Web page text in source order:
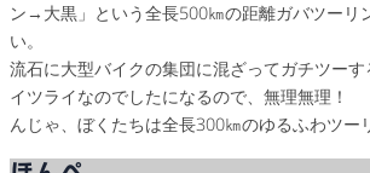
ン→大黒」という全長500㎞の距離ガバツーリ
い。
流石に大型バイクの集団に混ざってガチツー
イツライなのでしたになるので、無理無理！
んじゃ、ぼくたちは全長300㎞のゆるふわツー